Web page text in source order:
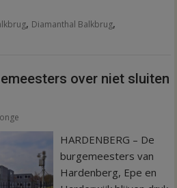
, Diamanthal Balkbrug,
over niet sluiten
HARDENBERG – De
burgemeesters van
Hardenberg, Epe en